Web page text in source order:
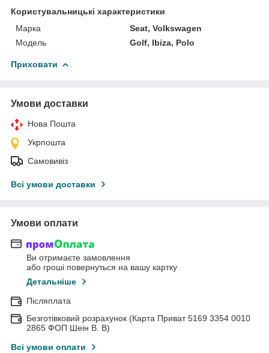
Користувальницькі характеристики
Марка
Seat, Volkswagen
Мoдель
Golf, Ibiza, Polo
Приховати
Умови доставки
Нова Пошта
Укрпошта
Самовивіз
Всі умови доставки
Умови оплати
Ви отримаєте замовлення
або гроші повернуться на вашу картку
Детальніше
Післяплата
Безготівковий розрахунок (Карта Приват 5169 3354 0010
2865 ФОП Шеін В. В)
Всі умови оплати